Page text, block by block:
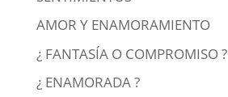
AMOR Y ENAMORAMIENTO
¿ FANTASÍA O COMPROMISO ?
¿ ENAMORADA ?